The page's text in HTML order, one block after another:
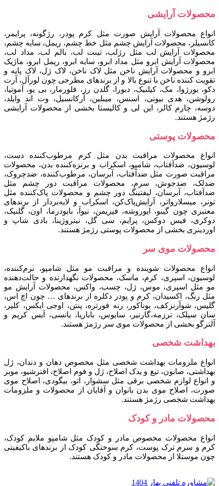
محصولات آرایشی
انواع محصولات آرایش صورت مثل کرم پودر، رژگونه، پرایمر،
کانسیلر، محصولات آرایش چشم مثل خط چشم، ریمل، سایه چشم،
محصولات آرایش لب مثل رژلب، تینت لب، بالم لب، مداد لب،
محصولات آرایش ابرو مثل مداد ابرو، سایه ابرو، ریمل ابرو، ماژیک
ابرو و محصولات آرایش ناخن مثل لاک ناخن، لاک ژل، لاک پایه و
تقویت کننده ناخن با تنوع بالا و از برندهای مطرحی چون لورآل، آرت
دکو، بورژوا، مک، کیلنیک، دبورا، گلدن رز، فلورمار، بی یو، آموتیا،
رولوشن، هدی بیوتی، اسنس، میبلین، آرکانسیل، وت اند وایلد،
دوسه، چارم کالر، این لی و کالیستا بخشی از محصولات آرایشی
رژمژ هستند.
محصولات پوستی
انواع محصولات مراقبت بدن مثل کرم مرطوب‌کننده دست،
لوسیون، ضدآفتاب، شامپو، اسکراب و برنزه‌کننده بدن، محصولات
مراقبت صورت مثل ضدآفتاب، آبرسان، مرطوب‌کننده، ضدچروک،
ضدلک، ضدجوش، سرم، محصولات مراقبت دور چشم مثل
ضدآفتاب، آبرسان، لیفتینگ دور چشم و محصولات پاک‌کننده مثل
تونر، میسلارواتر، آرایش‌پاک‌کن، اسکراب و لایه‌بردار از برندهای
معتبری چون گینو، ایوروشه، فیری‍من، نیوآ، بایودرما، اون، گلنیک،
دوکری، فیس‌ دوکس، پرایم، سی‌ گل، نیتروژینا، بادی‌ شاپ و
اوردینری بخشی از محصولات پوستی رژمژ هستند.
محصولات موی سر
انواع محصولات شوینده و مراقبت مو مثل شامپو، نرم‌کننده،
لوسیون، اسپری، کرم، ماسک، محصولات نگهدارنده و حالت‌دهنده
مو مثل اسپری، موس، ژل، چسب، واکس، محصولات آرایش مو
مثل رنگ، اکسیدان، کرم و پودر دکلره از برندهای … چون اچ اس،
گلیس، شوآرنزکف، بوناکور، رنه فورتره، پنتن، اوجی ایکس، کلیر،
سان سیلک، ترزمه،گارنیر، سایوس، باباریا، یانسی، آیس کریم و
آلترگو بخشی از محصولات موی سر رژمژ هستند.
بهداشت شخصی
انواع ملزومات بهداشت شخصی مثل مخصوص دهان و دندان، ژل
بهداشتی، صابون، تیغ و یدک اصلاح، ژل و فوم اصلاح، افترشیو، موبر
و انواع لوازم شخصی برقی مثل سشوار، اتو، بیگودی، اصلاح موی
صورت، اصلاح موی بدن بانوان و آقایان از محصولات و ملزومات
بهداشت شخصی رژمژ هستند.
محصولات مادر و کودک
انواع محصولات مخصوص مادر و کودک مثل شامپو ملایم کودک،
کرم و سرم ترک پوست، کرم سوختگی کودک از برندهای باکیفیتی
چون موستلا از محصولات مادر و کودک هستند.